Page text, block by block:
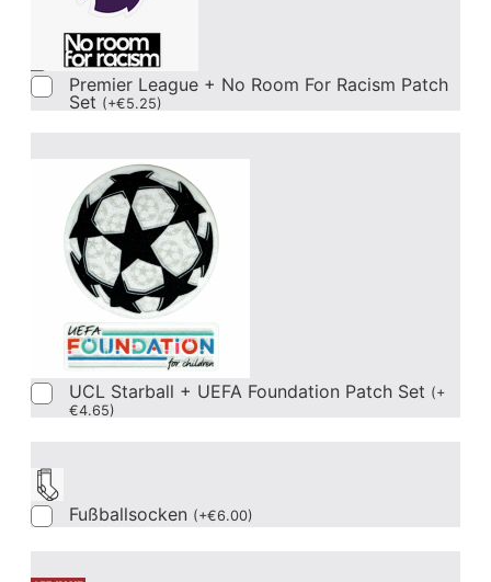
Premier League + No Room For Racism Patch
Set (+€5.25)
UCL Starball + UEFA Foundation Patch Set (+
€4.65)
Fußballsocken (+€6.00)